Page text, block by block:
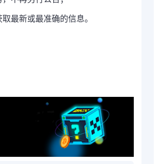
最新或最准确的信息。